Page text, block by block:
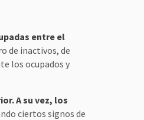
entre el
de inactivos, de
los ocupados y
A su vez, los
ciertos signos de